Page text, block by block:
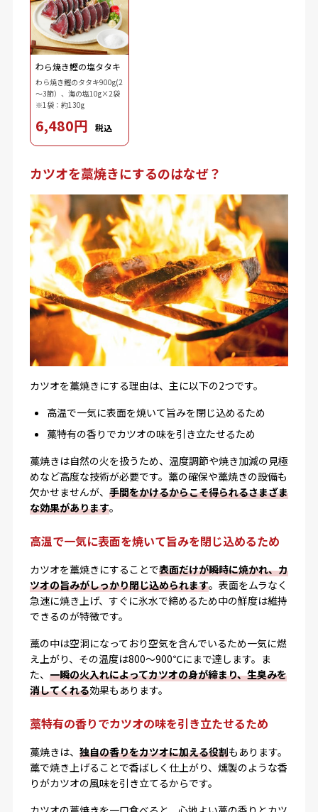
わら焼き鰹の塩タタキ
わら焼き鰹のタタキ900g(2
～3節）、海の塩10g×2袋
※1袋：約130g
6,480円 税込
カツオを藁焼きにするのはなぜ？
カツオを藁焼きにする理由は、主に以下の2つです。
高温で一気に表面を焼いて旨みを閉じ込めるため
藁特有の香りでカツオの味を引き立たせるため
藁焼きは自然の火を扱うため、温度調節や焼き加減の見極
めなど高度な技術が必要です。藁の確保や藁焼きの設備も
欠かせませんが、 手間をかけるからこそ得られるさまざま
な効果があります。
高温で一気に表面を焼いて旨みを閉じ込めるため
カツオを藁焼きにすることで表面だけが瞬時に焼かれ、カ
ツオの旨みがしっかり閉じ込められます。表面をムラなく
急速に焼き上げ、すぐに氷水で締めるため中の鮮度は維持
できるのが特徴です。
藁の中は空洞になっており空気を含んでいるため一気に燃
え上がり、その温度は800〜900℃にまで達します。ま
た、 一瞬の火入れによってカツオの身が締まり、生臭みを
消してくれる効果もあります。
藁特有の香りでカツオの味を引き立たせるため
藁焼きは、 独自の香りをカツオに加える役割もあります。
藁で焼き上げることで香ばしく仕上がり、燻製のような香
りがカツオの風味を引き立てるからです。